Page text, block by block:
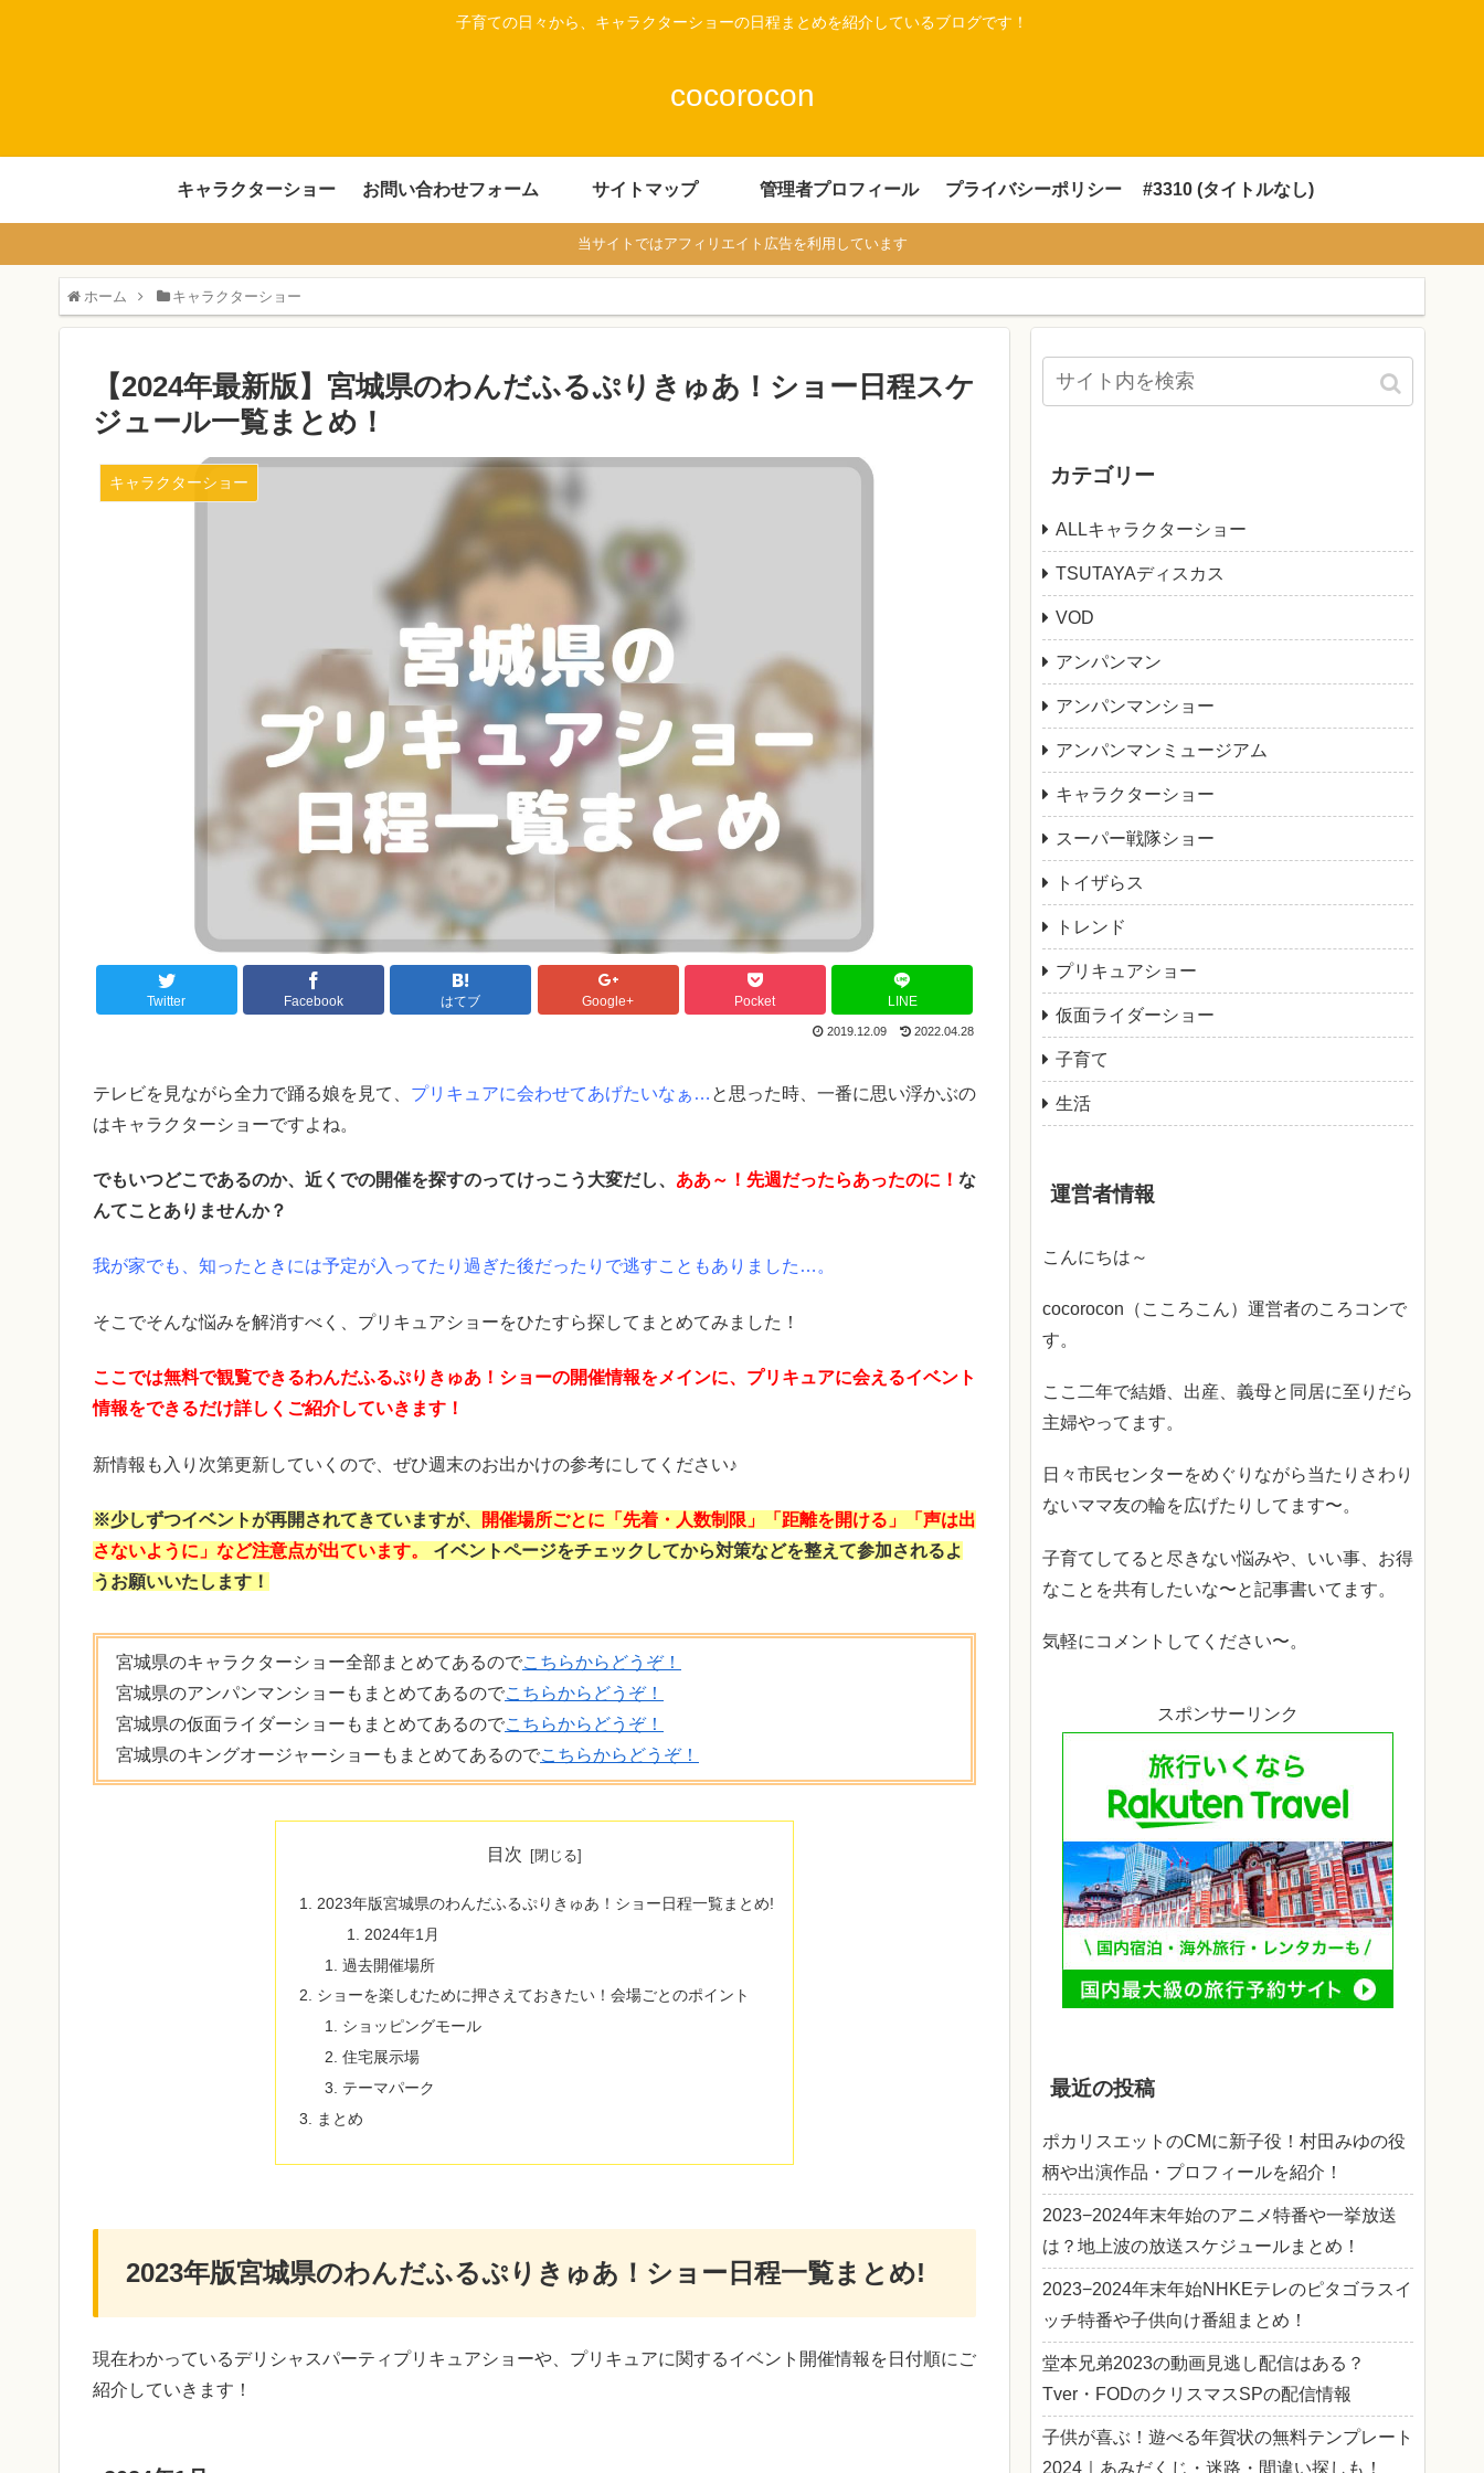
子育ての日々から、キャラクターショーの日程まとめを紹介しているブログです！
cocorocon
キャラクターショー お問い合わせフォーム サイトマップ 管理者プロフィール プライバシーポリシー #3310 (タイトルなし)
当サイトではアフィリエイト広告を利用しています
ホーム キャラクターショー
【2024年最新版】宮城県のわんだふるぷりきゅあ！ショー日程スケ
ジュール一覧まとめ！
キャラクターショー
Twitter Facebook はてブ Google+ Pocket LINE
2019.12.09 2022.04.28
テレビを見ながら全力で踊る娘を見て、 プリキュアに会わせてあげたいなぁ… と思った時、一番に思い浮かぶの
はキャラクターショーですよね。
でもいつどこであるのか、近くでの開催を探すのってけっこう大変だし、 ああ～！先週だったらあったのに！ な
んてことありませんか？
我が家でも、知ったときには予定が入ってたり過ぎた後だったりで逃すこともありました…。
そこでそんな悩みを解消すべく、プリキュアショーをひたすら探してまとめてみました！
ここでは無料で観覧できるわんだふるぷりきゅあ！ショーの開催情報をメインに、プリキュアに会えるイベント
情報をできるだけ詳しくご紹介していきます！
新情報も入り次第更新していくので、ぜひ週末のお出かけの参考にしてください♪
※少しずつイベントが再開されてきていますが、
開催場所ごとに「先着・人数制限」「距離を開ける」「声は出
さないように」など注意点が出ています。 イベントページをチェックしてから対策などを整えて参加されるよ
うお願いいたします！
宮城県のキャラクターショー全部まとめてあるのでこちらからどうぞ！
宮城県のアンパンマンショーもまとめてあるのでこちらからどうぞ！
宮城県の仮面ライダーショーもまとめてあるのでこちらからどうぞ！
宮城県のキングオージャーショーもまとめてあるのでこちらからどうぞ！
目次
2023年版宮城県のわんだふるぷりきゅあ！ショー日程一覧まとめ!
2024年1月
過去開催場所
ショーを楽しむために押さえておきたい！会場ごとのポイント
ショッピングモール
住宅展示場
テーマパーク
まとめ
2023年版宮城県のわんだふるぷりきゅあ！ショー日程一覧まとめ!
現在わかっているデリシャスパーティプリキュアショーや、プリキュアに関するイベント開催情報を日付順にご
紹介していきます！
カテゴリー
ALLキャラクターショー
TSUTAYAディスカス
VOD
アンパンマン
アンパンマンショー
アンパンマンミュージアム
キャラクターショー
スーパー戦隊ショー
トイザらス
トレンド
プリキュアショー
仮面ライダーショー
子育て
生活
運営者情報
こんにちは～
cocorocon（こころこん）運営者のころコンで
す。
ここ二年で結婚、出産、義母と同居に至りだら
主婦やってます。
日々市民センターをめぐりながら当たりさわり
ないママ友の輪を広げたりしてます〜。
子育てしてると尽きない悩みや、いい事、お得
なことを共有したいな〜と記事書いてます。
気軽にコメントしてください〜。
スポンサーリンク
最近の投稿
ポカリスエットのCMに新子役！村田みゆの役
柄や出演作品・プロフィールを紹介！
2023−2024年末年始のアニメ特番や一挙放送
は？地上波の放送スケジュールまとめ！
2023−2024年末年始NHKEテレのピタゴラスイ
ッチ特番や子供向け番組まとめ！
堂本兄弟2023の動画見逃し配信はある？
Tver・FODのクリスマスSPの配信情報
子供が喜ぶ！遊べる年賀状の無料テンプレート
2024｜あみだくじ・迷路・間違い探しも！